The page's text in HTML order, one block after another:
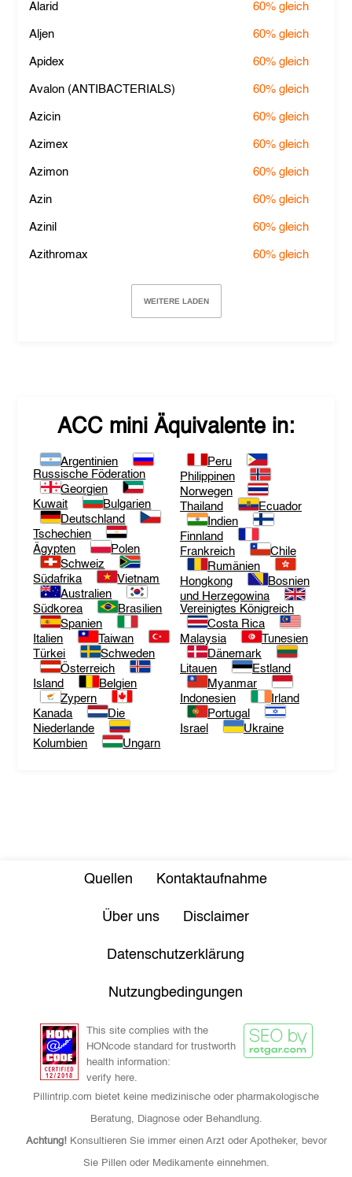
Alarid 60%gleich
Aljen 60%gleich
Apidex 60%gleich
Avalon (ANTIBACTERIALS) 60%gleich
Azicin 60%gleich
Azimex 60%gleich
Azimon 60%gleich
Azin 60%gleich
Azinil 60%gleich
Azithromax 60%gleich
WEITERE LADEN
ACC mini Äquivalente in:
Argentinien
Russische Föderation
Georgien
Kuwait
Bulgarien
Deutschland
Tschechien
Ägypten
Polen
Schweiz
Südafrika
Vietnam
Australien
Südkorea
Brasilien
Spanien
Italien
Taiwan
Türkei
Schweden
Österreich
Island
Belgien
Zypern
Kanada
Die
Niederlande
Kolumbien
Ungarn
Peru
Philippinen
Norwegen
Thailand
Ecuador
Indien
Finnland
Frankreich
Chile
Rumänien
Hongkong
Bosnien
und Herzegowina
Vereinigtes Königreich
Costa Rica
Malaysia
Tunesien
Dänemark
Litauen
Estland
Myanmar
Indonesien
Irland
Portugal
Israel
Ukraine
Quellen Kontaktaufnahme
Über uns Disclaimer
Datenschutzerklärung
Nutzungbedingungen
This site complies with the
HONcode standard for trustworth
health information:
verify here.
Pillintrip.com bietet keine medizinische oder pharmakologische
Beratung, Diagnose oder Behandlung.
Achtung!Konsultieren Sie immer einen Arzt oder Apotheker, bevor
Sie Pillen oder Medikamente einnehmen.